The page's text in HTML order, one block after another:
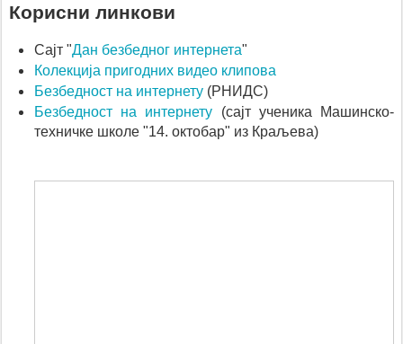
Корисни линкови
Сајт "Дан безбедног интернета"
Колекција пригодних видео клипова
Безбедност на интернету (РНИДС)
Безбедност на интернету (сајт ученика Машинско-
техничке школе "14. октобар" из Краљева)